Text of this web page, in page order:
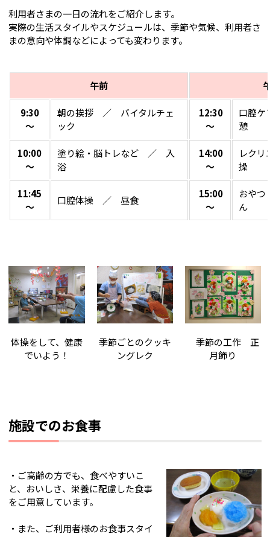
利用者さまの一日の流れをご紹介します。
実際の生活スタイルやスケジュールは、季節や気候、利用者さ
まの意向や体調などによっても変わります。
午前
9:30
～
朝の挨拶 ／ バイタルチェ
ック
12:30
～
口腔
10:00
～
塗り絵・脳トレなど ／ 入
浴
14:00
～
レク
操
11:45
～
口腔体操 ／ 昼食
15:00
～
おや
ん
体操をして、健康
でいよう！
季節ごとのクッキ
ングレク
季節の工作 正
月飾り
施設でのお食事
・ご高齢の方でも、食べやすいこ
と、おいしさ、栄養に配慮した食事
をご用意しています。
・また、ご利用者様のお食事スタイ